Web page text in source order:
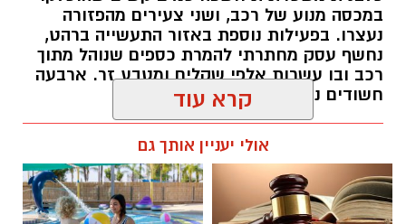
תגים:משטרה
☎ לחצו כאן לרשימת עורכי דין
בבאר שבע - אינדקס באר שבע
חוויית הקיץ המושלמת: הכל
במקום אחד ברשת הקאנטרי-
חודשיים + חודש מתנה (כולל
החגים!)
חדשות